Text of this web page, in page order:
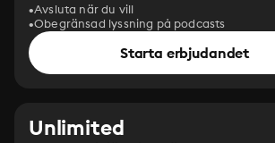
Avsluta när du vill
Obegränsad lyssning på podcasts
Starta erbjudandet
Unlimited